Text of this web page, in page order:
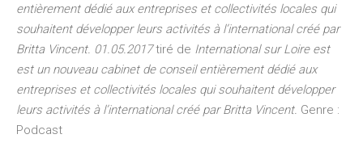
entièrement dédié aux entreprises et collectivités locales qui
souhaitent développer leurs activités à l’international créé par
Britta Vincent. 01.05.2017tiré de International sur Loire est
est un nouveau cabinet de conseil entièrement dédié aux
entreprises et collectivités locales qui souhaitent développer
leurs activités à l’international créé par Britta Vincent. Genre :
Podcast